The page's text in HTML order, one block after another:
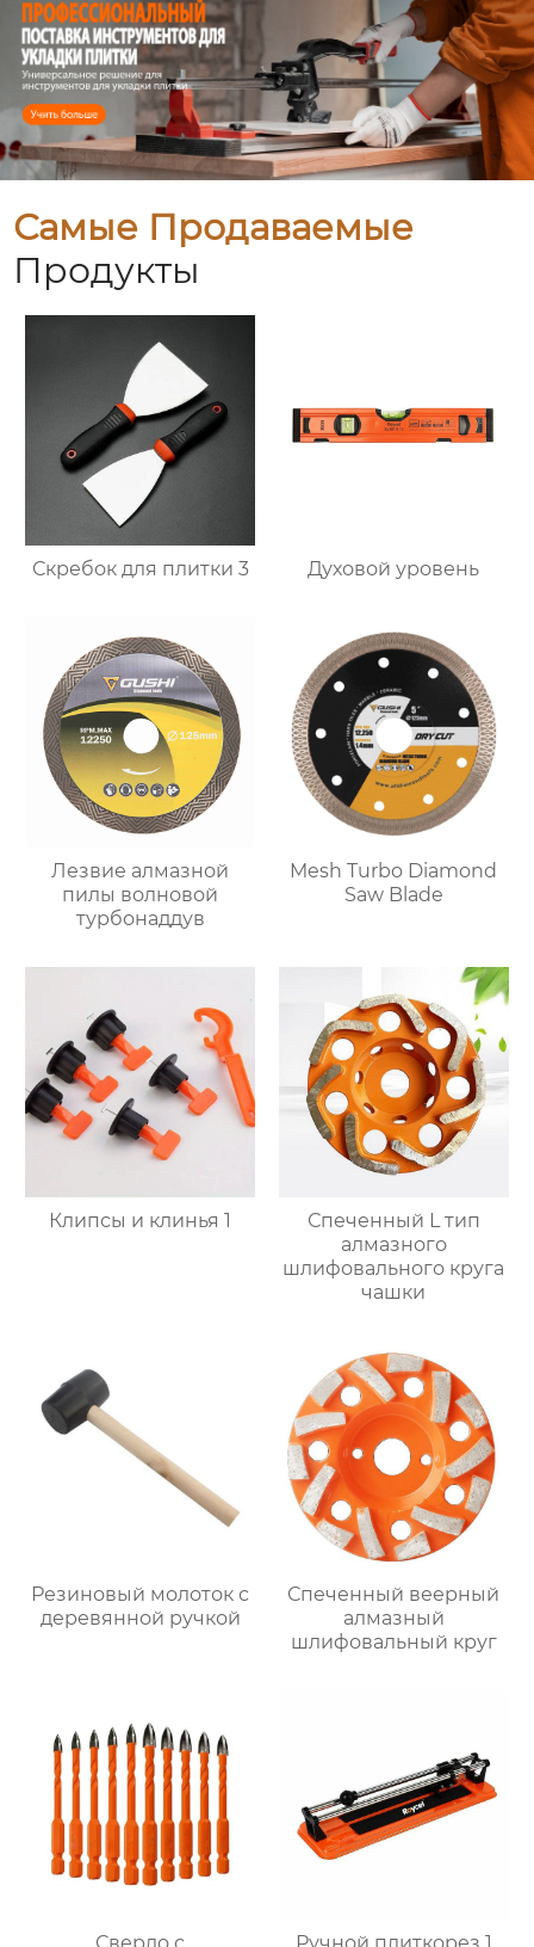
Самые Продаваемые
Продукты
Скребок для плитки 3 Духовой уровень
Лезвие алмазной
пилы волновой
турбонаддув
Mesh Turbo Diamond
Saw Blade
Клипсы и клинья 1
Спеченный L тип
алмазного
шлифовального круга
чашки
Резиновый молоток с
деревянной ручкой
Спеченный веерный
алмазный
шлифовальный круг